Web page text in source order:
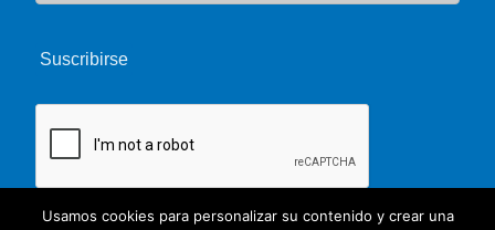
Usamos cookies para personalizar su contenido y crear una